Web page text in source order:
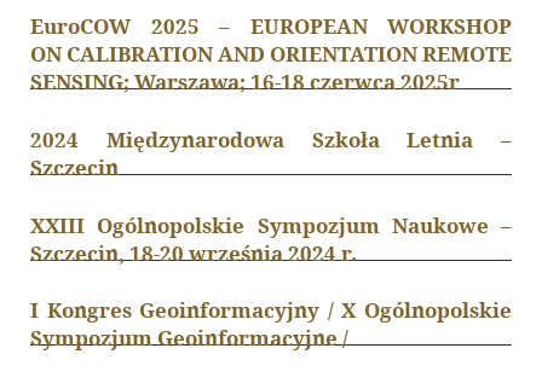
Wytyczne dla recenzentów
Recenzenci
Wydane tomy
In memoriam
EuroCOW 2025 – EUROPEAN WORKSHOP
ON CALIBRATION AND ORIENTATION REMOTE
SENSING; Warszawa; 16-18 czerwca 2025r
2024 Międzynarodowa Szkoła Letnia –
Szczecin
XXIII Ogólnopolskie Sympozjum Naukowe –
Szczecin, 18-20 września 2024 r.
I Kongres Geoinformacyjny / X Ogólnopolskie
Sympozjum Geoinformacyjne /